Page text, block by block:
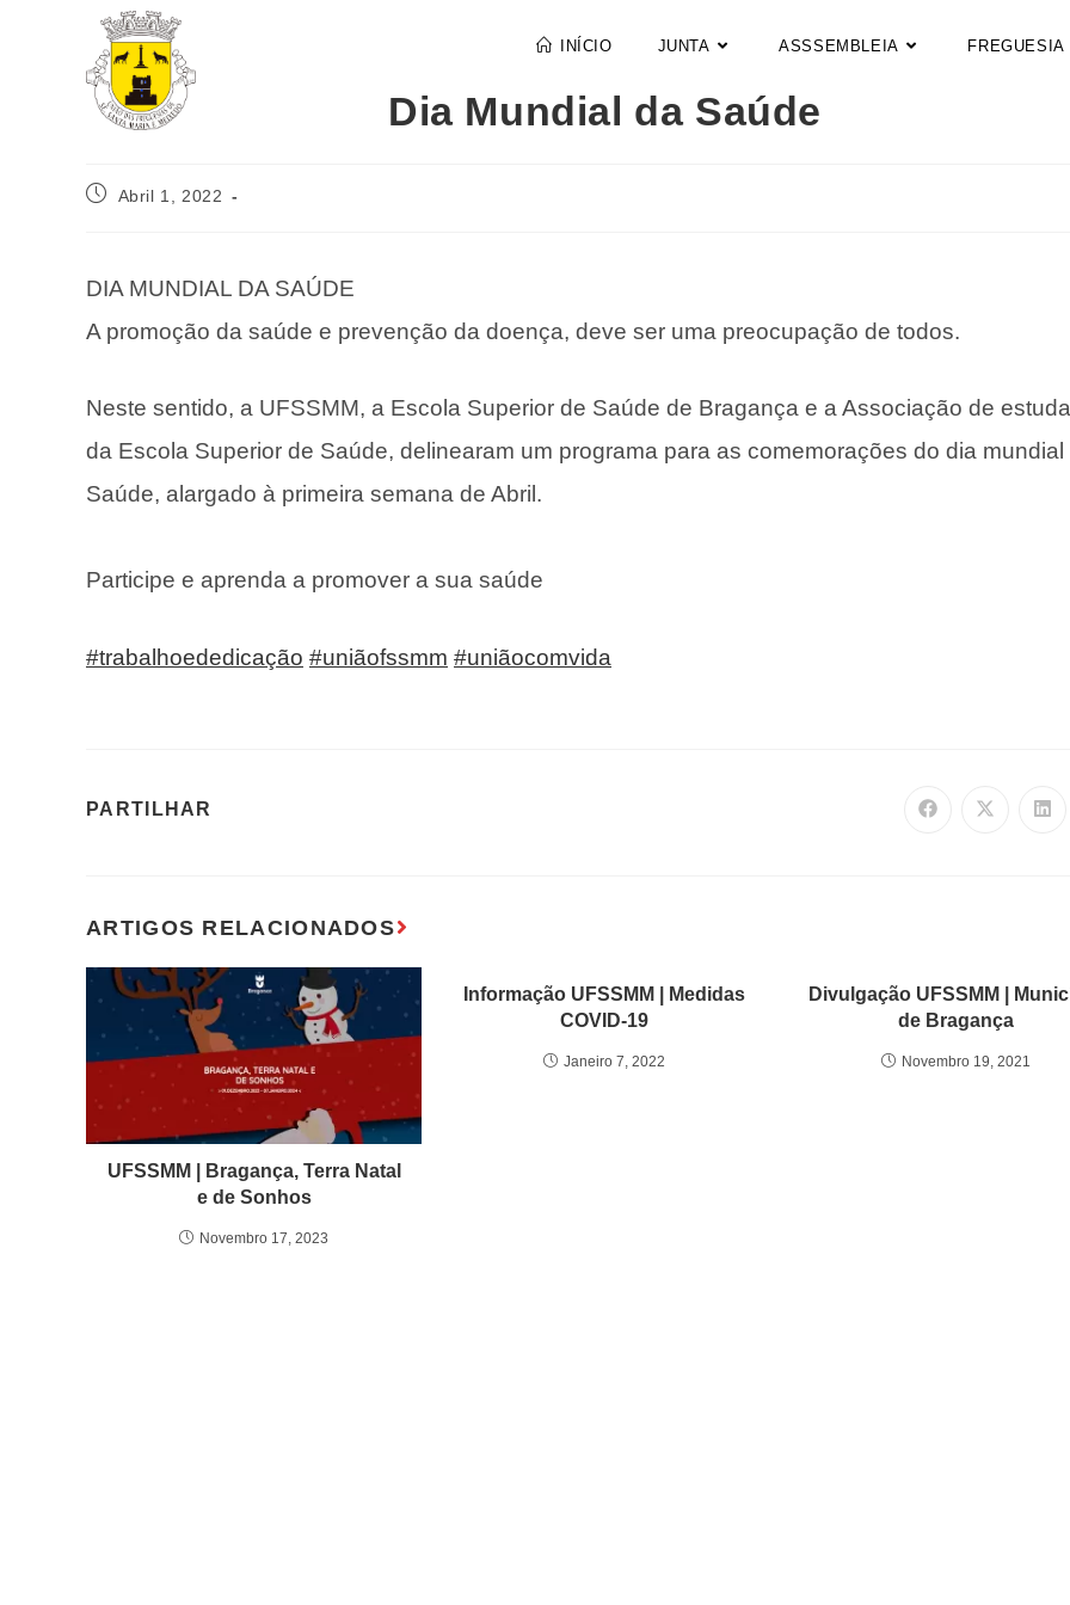
INÍCIO JUNTA ASSSEMBLEIA FREGUESIA
Dia Mundial da Saúde
Abril 1, 2022
DIA MUNDIAL DA SAÚDE
A promoção da saúde e prevenção da doença, deve ser uma preocupação de todos.
Neste sentido, a UFSSMM, a Escola Superior de Saúde de Bragança e a Associação de
da Escola Superior de Saúde, delinearam um programa para as comemorações do dia mundial
Saúde, alargado à primeira semana de Abril.
Participe e aprenda a promover a sua saúde
#trabalhoededicação #uniãofssmm #uniãocomvida
UFSSMM | Bragança, Terra Natal
e de Sonhos
Novembro 17, 2023
Informação UFSSMM | Medidas
COVID-19
Janeiro 7, 2022
Divulgação UFSSMM |
de Bragança
Novembro 19, 2021